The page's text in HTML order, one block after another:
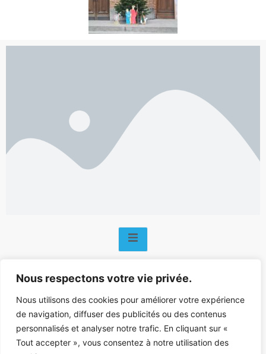
Nous respectons votre vie privée.
Nous utilisons des cookies pour améliorer votre expérience
de navigation, diffuser des publicités ou des contenus
personnalisés et analyser notre trafic. En cliquant sur «
Tout accepter », vous consentez à notre utilisation des
Mentions légales– Nous contacter